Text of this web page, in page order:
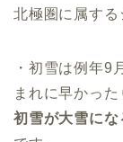
北極圏に属す
・初雪は例年9
まれに早かっ
初雪が大雪に